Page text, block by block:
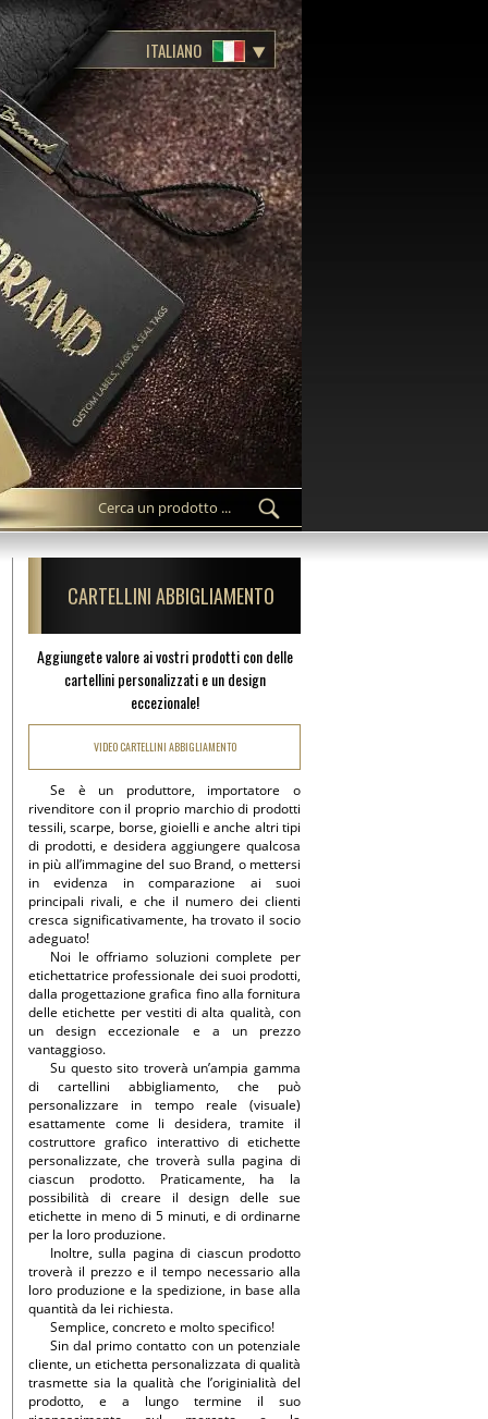
ITALIANO
CARTELLINI ABBIGLIAMENTO
Aggiungete valore ai vostri prodotti con delle
cartellini personalizzati e un design
eccezionale!
VIDEO CARTELLINI ABBIGLIAMENTO
Se è un produttore, importatore o
rivenditore con il proprio marchio di prodotti
tessili, scarpe, borse, gioielli e anche altri tipi
di prodotti, e desidera aggiungere qualcosa
in più all’immagine del suo Brand, o mettersi
in evidenza in comparazione ai suoi
principali rivali, e che il numero dei clienti
cresca significativamente, ha trovato il socio
adeguato!
Noi le offriamo soluzioni complete per
etichettatrice professionale dei suoi prodotti,
dalla progettazione grafica fino alla fornitura
delle etichette per vestiti di alta qualità, con
un design eccezionale e a un prezzo
vantaggioso.
Su questo sito troverà un’ampia gamma
di cartellini abbigliamento, che può
personalizzare in tempo reale (visuale)
esattamente come li desidera, tramite il
costruttore grafico interattivo di etichette
personalizzate, che troverà sulla pagina di
ciascun prodotto. Praticamente, ha la
possibilità di creare il design delle sue
etichette in meno di 5 minuti, e di ordinarne
per la loro produzione.
Inoltre, sulla pagina di ciascun prodotto
troverà il prezzo e il tempo necessario alla
loro produzione e la spedizione, in base alla
quantità da lei richiesta.
Semplice, concreto e molto specifico!
Sin dal primo contatto con un potenziale
cliente, un etichetta personalizzata di qualità
trasmette sia la qualità che l’originialità del
prodotto, e a lungo termine il suo